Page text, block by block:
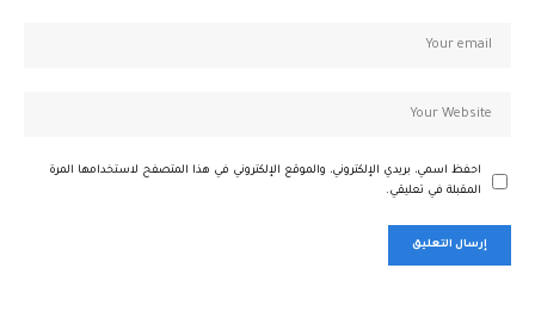
احفظ اسمي، بريدي الإلكتروني، والموقع الإلكتروني في هذا المتصفح لاستخدامها المرة
المقبلة في تعليقي.